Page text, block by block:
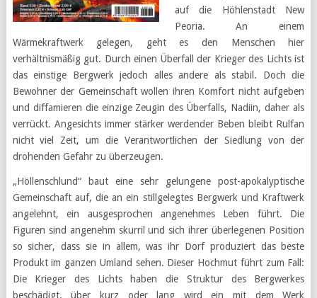
auf die Höhlenstadt New
Peoria. An einem
Wärmekraftwerk gelegen, geht es den Menschen hier
verhältnismäßig gut. Durch einen Überfall der Krieger des Lichts ist
das einstige Bergwerk jedoch alles andere als stabil. Doch die
Bewohner der Gemeinschaft wollen ihren Komfort nicht aufgeben
und diffamieren die einzige Zeugin des Überfalls, Nadiin, daher als
verrückt. Angesichts immer stärker werdender Beben bleibt Rulfan
nicht viel Zeit, um die Verantwortlichen der Siedlung von der
drohenden Gefahr zu überzeugen.
„Höllenschlund“ baut eine sehr gelungene post-apokalyptische
Gemeinschaft auf, die an ein stillgelegtes Bergwerk und Kraftwerk
angelehnt, ein ausgesprochen angenehmes Leben führt. Die
Figuren sind angenehm skurril und sich ihrer überlegenen Position
so sicher, dass sie in allem, was ihr Dorf produziert das beste
Produkt im ganzen Umland sehen. Dieser Hochmut führt zum Fall:
Die Krieger des Lichts haben die Struktur des Bergwerkes
beschädigt, über kurz oder lang wird ein mit dem Werk